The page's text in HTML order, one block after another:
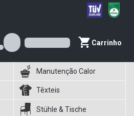
Carrinho
Manutenção Calor
Têxteis
Stühle & Tische